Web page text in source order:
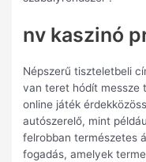
nv kaszinó
Népszerű tiszteletbeli
van teret hódít messze
online játék
autószerelő, mint
felrobban természetes
fogadás, amelyek